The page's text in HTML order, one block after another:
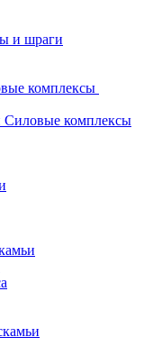
и шраги
комплексы
Силовые комплексы